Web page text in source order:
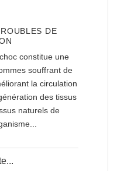
DE
constitue une
souffrant de
la circulation
des tissus
naturels de